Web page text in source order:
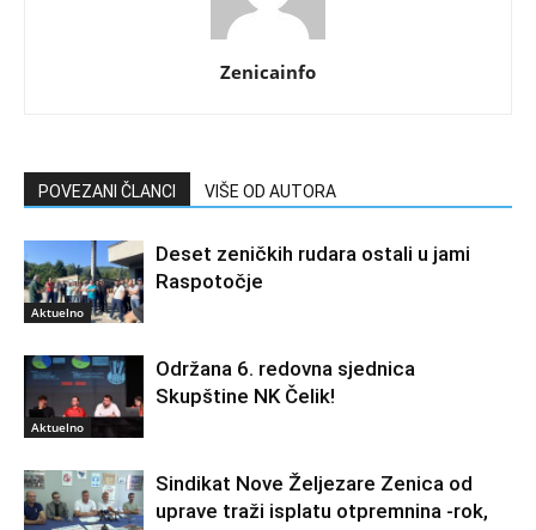
Zenicainfo
POVEZANI ČLANCI VIŠE OD AUTORA
Aktuelno
Deset zeničkih rudara ostali u jami
Raspotočje
Aktuelno
Održana 6. redovna sjednica
Skupštine NK Čelik!
Sindikat Nove Željezare Zenica od
uprave traži isplatu otpremnina -rok,